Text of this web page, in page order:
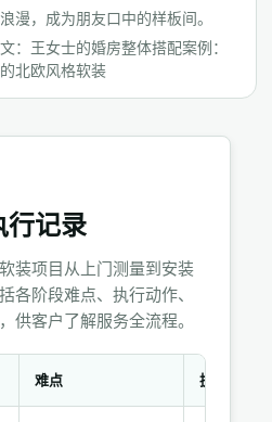
漫，成为朋友口中的样板间。
：王女士的婚房整体搭配案例：
北欧风格软装
行记录
装项目从上门测量到安装
各阶段难点、执行动作、
供客户了解服务全流程。
难点 执行动作